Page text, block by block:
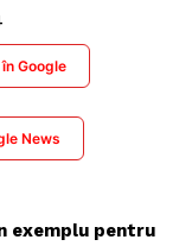
Google
News
exemplu pentru